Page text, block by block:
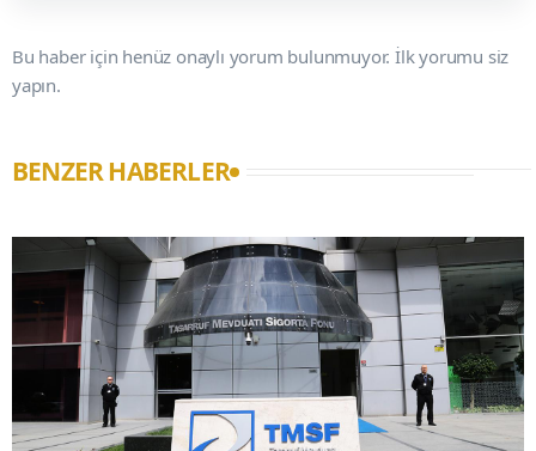
Bu haber için henüz onaylı yorum bulunmuyor. İlk yorumu siz
yapın.
BENZER HABERLER